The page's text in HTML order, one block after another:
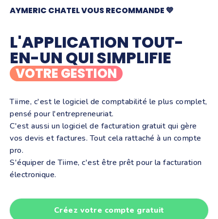
AYMERIC CHATEL VOUS RECOMMANDE 💙
L'APPLICATION TOUT-
EN-UN QUI SIMPLIFIE
VOTRE GESTION
Tiime, c'est le logiciel de comptabilité le plus complet,
pensé pour l'entrepreneuriat.
C'est aussi un logiciel de facturation gratuit qui gère
vos devis et factures. Tout cela rattaché à un compte
pro.
S'équiper de Tiime, c'est être prêt pour la facturation
électronique.
Créez votre compte gratuit